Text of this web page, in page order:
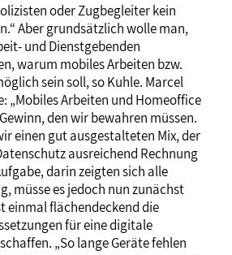
oder Zugbegleiter kein
Aber grundsätzlich wolle man,
und Dienstgebenden
warum mobiles Arbeiten bzw.
sein soll, so Kuhle. Marcel
„Mobiles Arbeiten und Homeoffice
den wir bewahren müssen.
einen gut ausgestalteten Mix, der
ausreichend Rechnung
darin zeigten sich alle
müsse es jedoch nun zunächst
einmal flächendeckend die
für eine digitale
„So lange Geräte fehlen